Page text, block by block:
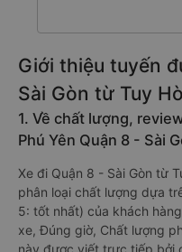
Giới thiệu tuyến
Sài Gòn từ Tuy
1. Về chất lượng,
Phú Yên Quận 8 - Sài
Xe đi Quận 8 - Sài Gòn từ
phân loại chất lượng dựa
5: tốt nhất) của khách
xe, Đúng giờ, Chất lượng
này được viết trực tiếp bởi